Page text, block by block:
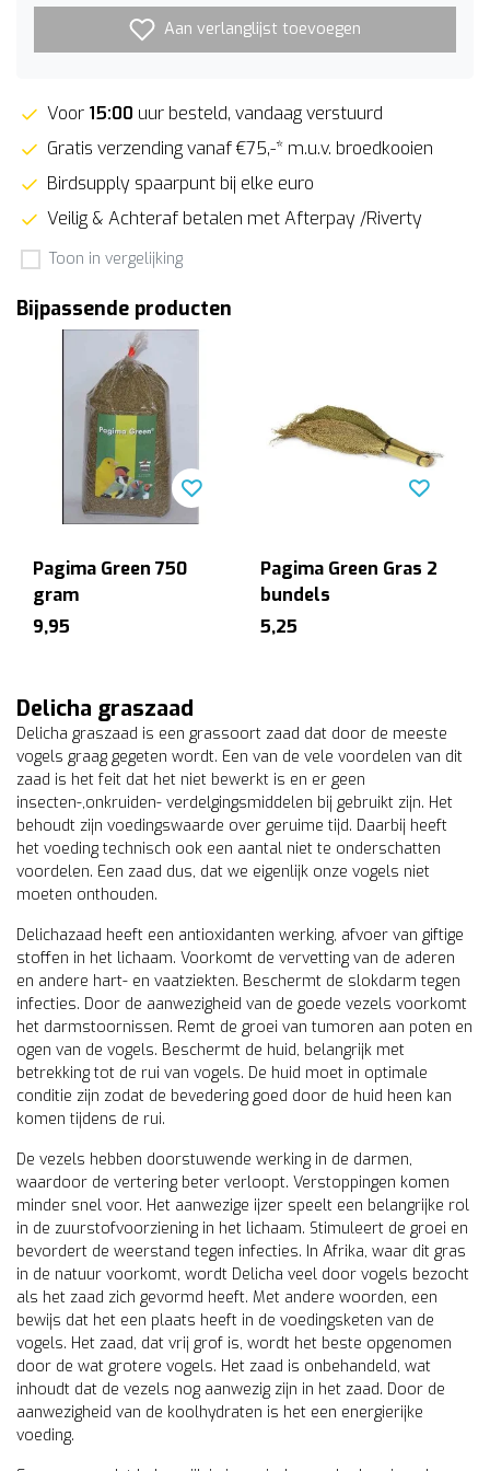
Aan verlanglijst toevoegen
Voor 15:00 uur besteld, vandaag verstuurd
Gratis verzending vanaf €75,-* m.u.v. broedkooien
Birdsupply spaarpunt bij elke euro
Veilig & Achteraf betalen met Afterpay /Riverty
Toon in vergelijking
Bijpassende producten
Pagima Green 750
gram
9,95
Pagima Green Gras 2
bundels
5,25
Delicha graszaad
Delicha graszaad is een grassoort zaad dat door de meeste
vogels graag gegeten wordt. Een van de vele voordelen van dit
zaad is het feit dat het niet bewerkt is en er geen
insecten-,onkruiden- verdelgingsmiddelen bij gebruikt zijn. Het
behoudt zijn voedingswaarde over geruime tijd. Daarbij heeft
het voeding technisch ook een aantal niet te onderschatten
voordelen. Een zaad dus, dat we eigenlijk onze vogels niet
moeten onthouden.
Delichazaad heeft een antioxidanten werking, afvoer van giftige
stoffen in het lichaam. Voorkomt de vervetting van de aderen
en andere hart- en vaatziekten. Beschermt de slokdarm tegen
infecties. Door de aanwezigheid van de goede vezels voorkomt
het darmstoornissen. Remt de groei van tumoren aan poten en
ogen van de vogels. Beschermt de huid, belangrijk met
betrekking tot de rui van vogels. De huid moet in optimale
conditie zijn zodat de bevedering goed door de huid heen kan
komen tijdens de rui.
De vezels hebben doorstuwende werking in de darmen,
waardoor de vertering beter verloopt. Verstoppingen komen
minder snel voor. Het aanwezige ijzer speelt een belangrijke rol
in de zuurstofvoorziening in het lichaam. Stimuleert de groei en
bevordert de weerstand tegen infecties. In Afrika, waar dit gras
in de natuur voorkomt, wordt Delicha veel door vogels bezocht
als het zaad zich gevormd heeft. Met andere woorden, een
bewijs dat het een plaats heeft in de voedingsketen van de
vogels. Het zaad, dat vrij grof is, wordt het beste opgenomen
door de wat grotere vogels. Het zaad is onbehandeld, wat
inhoudt dat de vezels nog aanwezig zijn in het zaad. Door de
aanwezigheid van de koolhydraten is het een energierijke
voeding.